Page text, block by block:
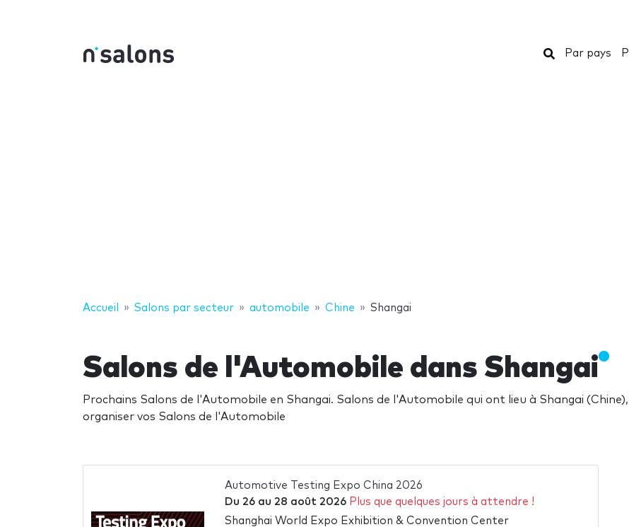
Rechercher
Par pays
Accueil Salons par secteur automobile Chine Shangai
Salons de l'Automobile dans Shangai
Prochains Salons de l'Automobile en Shangai. Salons de l'Automobile qui ont lieu à Shangai
organiser vos Salons de l'Automobile
Automotive Testing Expo China 2026
Du 26au 28 août 2026 Plus que quelques jours à attendre !
Shanghai World Expo Exhibition & Convention Center